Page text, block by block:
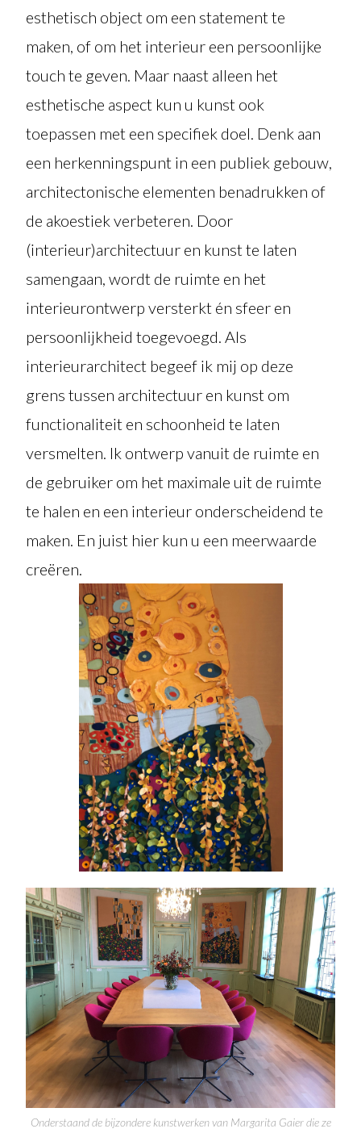
esthetisch object om een statement te
maken, of om het interieur een persoonlijke
touch te geven. Maar naast alleen het
esthetische aspect kun u kunst ook
toepassen met een specifiek doel. Denk aan
een herkenningspunt in een publiek gebouw,
architectonische elementen benadrukken of
de akoestiek verbeteren. Door
(interieur)architectuur en kunst te laten
samengaan, wordt de ruimte en het
interieurontwerp versterkt én sfeer en
persoonlijkheid toegevoegd. Als
interieurarchitect begeef ik mij op deze
grens tussen architectuur en kunst om
functionaliteit en schoonheid te laten
versmelten. Ik ontwerp vanuit de ruimte en
de gebruiker om het maximale uit de ruimte
te halen en een interieur onderscheidend te
maken. En juist hier kun u een meerwaarde
creëren.
Onderstaand de bijzondere kunstwerken van Margarita Gaier die ze